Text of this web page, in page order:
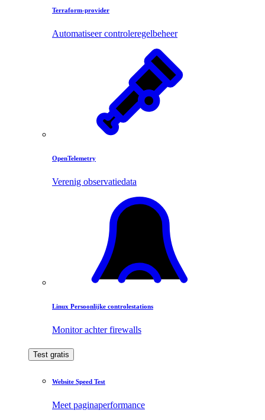
Terraform-provider
Automatiseer controleregelbeheer
OpenTelemetry
Verenig observatiedata
Linux Persoonlijke controlestations
Monitor achter firewalls
Test gratis
Website Speed Test
Meet paginaperformance